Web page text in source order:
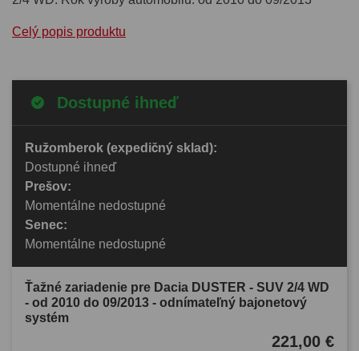
Celý popis produktu
Dostupné ihneď
Ružomberok (expedičný sklad):
Dostupné ihneď
Prešov:
Momentálne nedostupné
Senec:
Momentálne nedostupné
Ťažné zariadenie pre Dacia DUSTER - SUV 2/4 WD
- od 2010 do 09/2013 - odnímateľný bajonetový
systém
221,00 €